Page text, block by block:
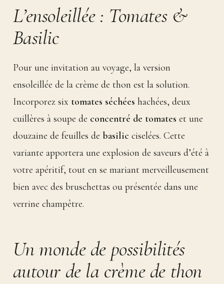
L’ensoleillée : Tomates &
Basilic
Pour une invitation au voyage, la version
ensoleillée de la crème de thon est la solution.
Incorporez six tomates séchées hachées, deux
cuillères à soupe de concentré de tomates et une
douzaine de feuilles de basilic ciselées. Cette
variante apportera une explosion de saveurs d’été à
votre apéritif, tout en se mariant merveilleusement
bien avec des bruschettas ou présentée dans une
verrine champêtre.
Un monde de possibilités
autour de la crème de thon